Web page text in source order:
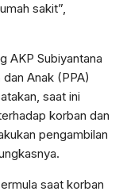
sakit”,
AKP Subiyantana
Anak (PPA)
saat ini
korban dan
pengambilan
saat korban